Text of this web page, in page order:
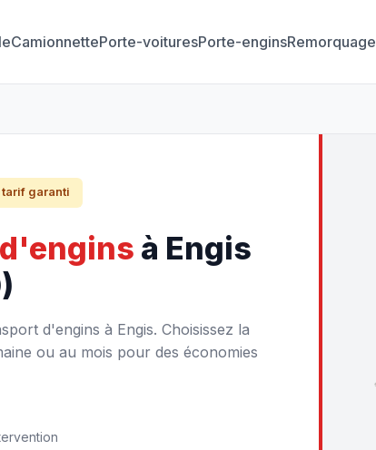
CamionnettePorte-voituresPorte-enginsRemorquage
garanti
à Engis
d'engins à Engis. Choisissez la
ou au mois pour des économies